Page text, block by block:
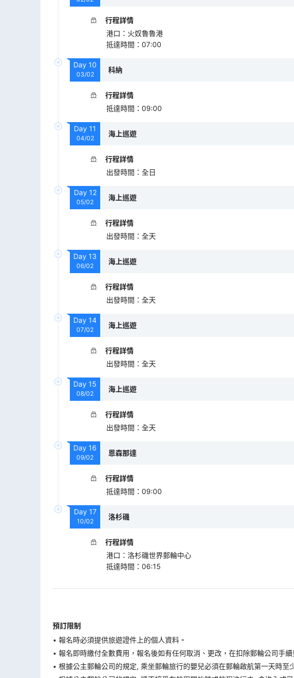
行程詳情
港口 ： 火奴魯魯港
抵達時間 ： 07:00
Day 10
03/02
科納
行程詳情
抵達時間 ： 09:00
Day 11
04/02
海上巡遊
行程詳情
出發時間 ： 全日
Day 12
05/02
海上巡遊
行程詳情
出發時間 ： 全天
Day 13
06/02
海上巡遊
行程詳情
出發時間 ： 全天
Day 14
07/02
海上巡遊
行程詳情
出發時間 ： 全天
Day 15
08/02
海上巡遊
行程詳情
出發時間 ： 全天
Day 16
09/02
恩森那達
行程詳情
抵達時間 ： 09:00
Day 17
10/02
洛杉磯
行程詳情
港口 ： 洛杉磯世界郵輪中心
抵達時間 ： 06:15
預訂限制
報名時必須提供旅遊證件上的個人資料。
報名即時繳付全數費用，報名後如有任何取消、更改，在扣除郵輪公司手
根據公主郵輪公司的規定, 乘坐郵輪旅行的嬰兒必須在郵輪啟航第一天時至